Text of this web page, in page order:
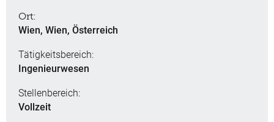
Ort:
Wien, Wien, Österreich
Tätigkeitsbereich:
Ingenieurwesen
Stellenbereich:
Vollzeit